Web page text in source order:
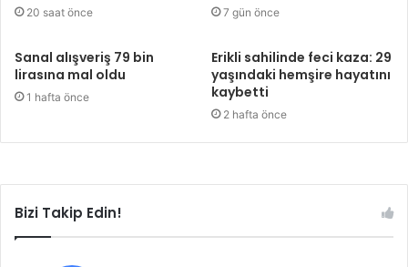
20 saat önce 7 gün önce
Sanal alışveriş 79 bin
lirasına mal oldu
1 hafta önce
Erikli sahilinde feci kaza: 29
yaşındaki hemşire hayatını
kaybetti
2 hafta önce
Bizi Takip Edin!